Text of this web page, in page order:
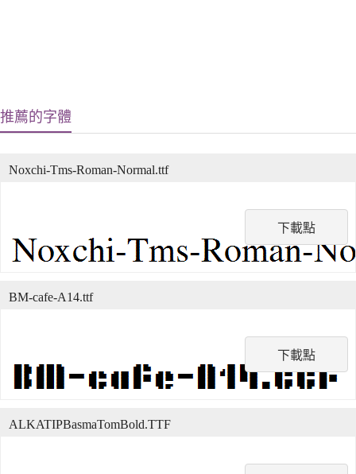
推薦的字體
下載點
Noxchi-Tms-Roman-Normal.ttf
下載點
BM-cafe-A14.ttf
ALKATIPBasmaTomBold.TTF